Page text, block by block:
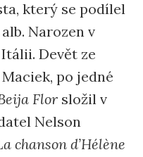
který se podílel
Narozen v
Devět ze
po jedné
Flor složil v
Nelson
chanson d’Hélène